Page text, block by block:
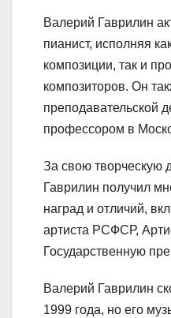
Валерий Гаврилин
пианист, исполняя
композиции, так и
композиторов. Он
преподавательской
профессором в
За свою творческую
Гаврилин получил
наград и отличий,
артиста РСФСР,
Государственную
Валерий Гаврилин
1999 года, но его